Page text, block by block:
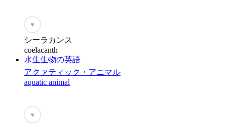
♥
シーラカンス
coelacanth
水生生物の英語
アクァティック・アニマル
aquatic animal
♥